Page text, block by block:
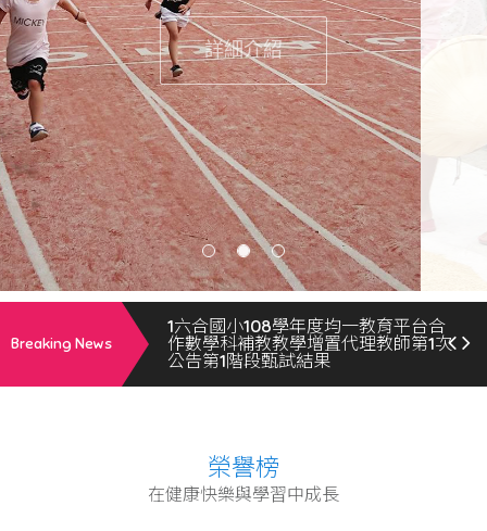
Breaking News
六合國小108學年度均一代理教師甄
選
108學年度一般類科代理教師第1次公
告第3階段甄試結果1080709
1六合國小108學年度均一教育平台合
作數學科補教教學增置代理教師第1次
公告第1階段甄試結果
108學年度(專任輔導教師)代理教師第
榮譽榜
在健康快樂與學習中成長